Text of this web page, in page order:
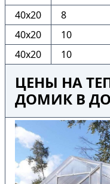
40х20
8
40х20
10
40х20
10
ЦЕНЫ НА
ДОМИК В